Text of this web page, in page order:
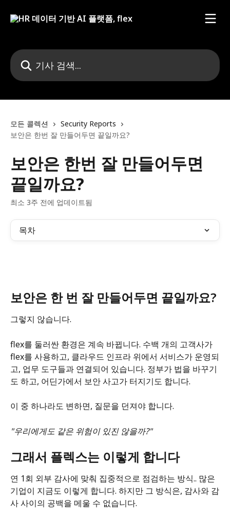
기사 검색...
모든 콜렉션
Security Reports
보안은 한번 잘 만들어두면 끝일까요?
보안은 한번 잘 만들어두면
끝일까요?
최소 3주 전에 업데이트됨
목차
보안은 한 번 잘 만들어두면 끝일까요?
그렇지 않습니다.
flex를 둘러싼 환경은 계속 바뀝니다. 수백 개의 고객사가
flex를 사용하고, 클라우드 인프라 위에서 서비스가 운영되
고, 업무 도구들과 연결되어 있습니다. 정부가 법을 바꾸기
도 하고, 어딘가에서 보안 사고가 터지기도 합니다.
이 중 하나라도 변하면, 질문을 던져야 합니다.
"우리에게도 같은 위험이 있진 않을까?"
그래서 플렉스는 이렇게 합니다
연 1회 외부 감사에 맞춰 집중적으로 점검하는 방식.. 많은
기업이 지금도 이렇게 합니다. 하지만 그 방식은, 감사와 감
사 사이의 공백을 메울 수 없습니다.